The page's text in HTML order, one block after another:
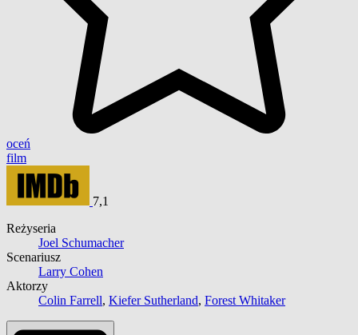
oceń
film
7,1
Reżyseria
Joel Schumacher
Scenariusz
Larry Cohen
Aktorzy
Colin Farrell, Kiefer Sutherland, Forest Whitaker